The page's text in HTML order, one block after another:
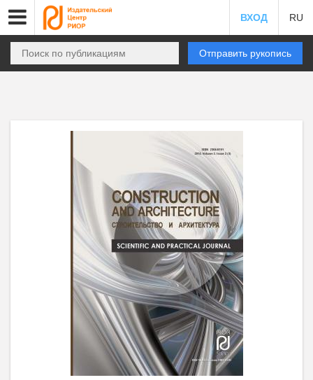
ВХОД RU
Отправить рукопись